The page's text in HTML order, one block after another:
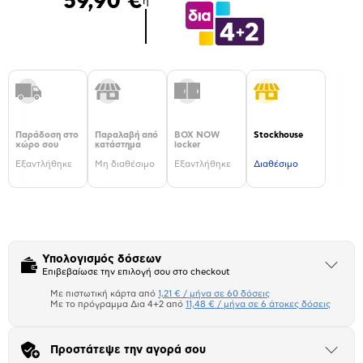
Παράδοση στο
χώρο σου
Εξαντλήθηκε
Παραλαβή από
κατάστημα
Μη διαθέσιμο
BOX NOW
locker
Εξαντλήθηκε
Stockhouse
Διαθέσιμο
Υπολογισμός δόσεων
Επιβεβαίωσε την επιλογή σου στο checkout
Άνοιξε
Πιστωτική κάρτα
Με πιστωτική κάρτα από 1,21 € / μήνα σε 60 δόσεις
Με το πρόγραμμα Δια 4+2 από 11,48 € / μήνα σε 6 άτοκες δόσεις
Προστάτεψε την αγορά σου
Άνοιξε